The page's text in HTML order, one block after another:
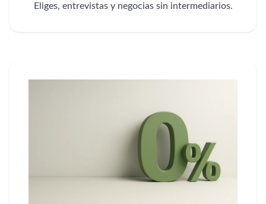
Eliges, entrevistas y negocias sin intermediarios.